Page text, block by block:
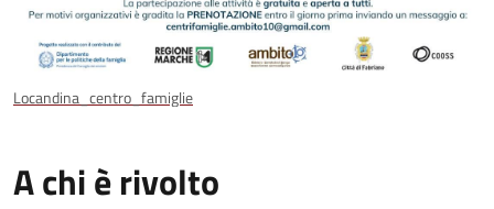
Locandina_centro_famiglie
A chi è rivolto